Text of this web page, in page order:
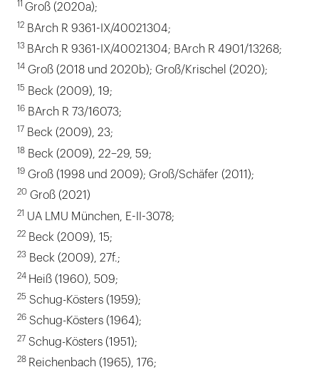
11 Groß (2020a);
12 BArch R 9361-IX/40021304;
13 BArch R 9361-IX/40021304; BArch R 4901/13268;
14 Groß (2018 und 2020b); Groß/Krischel (2020);
15 Beck (2009), 19;
16 BArch R 73/16073;
17 Beck (2009), 23;
18 Beck (2009), 22–29, 59;
19 Groß (1998 und 2009); Groß/Schäfer (2011);
20 Groß (2021)
21 UA LMU München, E-II-3078;
22 Beck (2009), 15;
23 Beck (2009), 27f.;
24 Heiß (1960), 509;
25 Schug-Kösters (1959);
26 Schug-Kösters (1964);
27 Schug-Kösters (1951);
28 Reichenbach (1965), 176;